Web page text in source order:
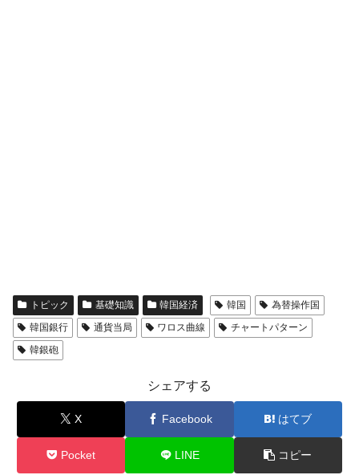
トピック 基礎知識 韓国経済 韓国
為替操作国
韓国銀行
通貨当局 ワロス曲線
チャートパターン
韓銀砲
シェアする
X Facebook はてブ
Pocket LINE コピー